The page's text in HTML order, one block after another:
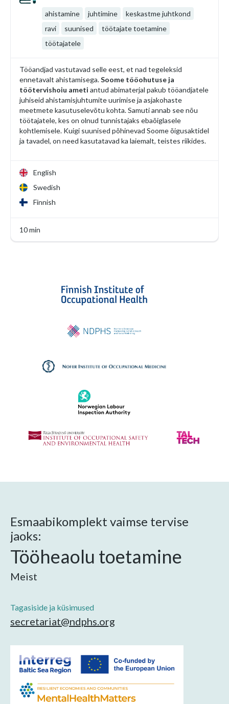
ahistamine juhtimine
keskastme juhtkond
ravi
suunised
töötajate toetamine
töötajatele
Tööandjad vastutavad selle eest, et nad tegeleksid
ennetavalt ahistamisega.Soome tööohutuse ja
töötervishoiu ameti antud abimaterjal pakub tööandjatele
juhiseid ahistamisjuhtumite uurimise ja asjakohaste
meetmete kasutuselevõtu kohta. Samuti annab see nõu
töötajatele, kes on olnud tunnistajaks ebaõiglasele
kohtlemisele. Kuigi suunised põhinevad Soome õigusaktidel
ja tavadel, on need kasutatavad ka laiemalt, teistes riikides.
English
Swedish
Finnish
10 min
Esmaabikomplekt vaimse tervise
jaoks:
Tööheaolu toetamine
Meist
Tagasiside ja küsimused
secretariat@ndphs.org